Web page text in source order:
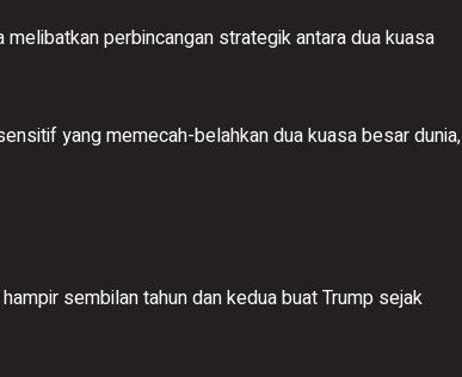
perbincangan strategik antara dua kuasa
yang memecah-belahkan dua kuasa besar dunia,
sembilan tahun dan kedua buat Trump sejak